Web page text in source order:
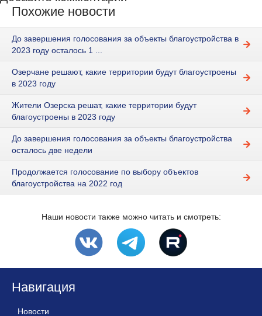
Похожие новости
До завершения голосования за объекты благоустройства в
2023 году осталось 1 ...
Озерчане решают, какие территории будут благоустроены
в 2023 году
Жители Озерска решат, какие территории будут
благоустроены в 2023 году
До завершения голосования за объекты благоустройства
осталось две недели
Продолжается голосование по выбору объектов
благоустройства на 2022 год
Наши новости также можно читать и смотреть:
Навигация
Новости